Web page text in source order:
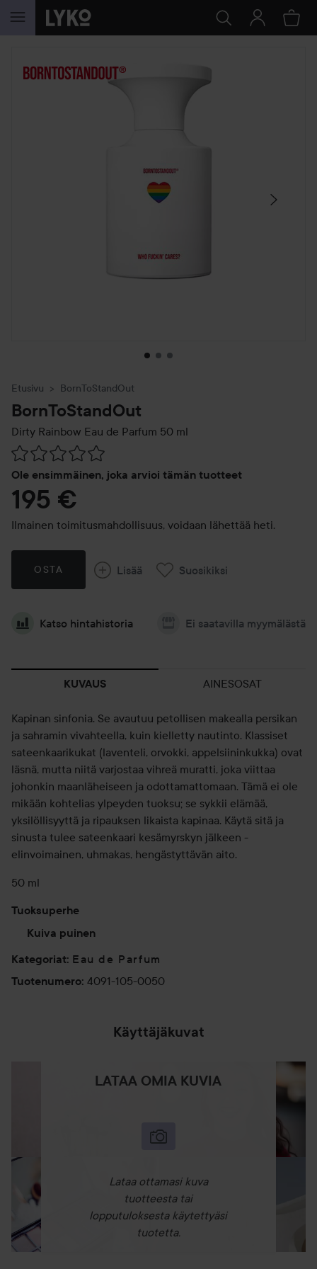
SIIRTYÄ JHK SISÄLTÖÖN
OHITA OSIO
Etusivu BornToStandOut
BornToStandOut
Dirty Rainbow Eau de Parfum 50 ml
Ole ensimmäinen, joka arvioi tämän tuotteet
Siirtyä jhk Arvosana & kommentit
195 €
Ilmainen toimitusmahdollisuus, voidaan lähettää heti.
OSTA Lisää Suosikiksi
Katso hintahistoria Ei saatavilla myymälästä
KUVAUS AINESOSAT
Kapinan sinfonia. Se avautuu petollisen makealla persikan
ja sahramin vivahteella, kuin kielletty nautinto. Klassiset
sateenkaarikukat (laventeli, orvokki, appelsiininkukka) ovat
läsnä, mutta niitä varjostaa vihreä muratti, joka viittaa
johonkin maanläheiseen ja odottamattomaan. Tämä ei ole
mikään kohtelias ylpeyden tuoksu; se sykkii elämää,
yksilöllisyyttä ja ripauksen likaista kapinaa. Käytä sitä ja
sinusta tulee sateenkaari kesämyrskyn jälkeen -
elinvoimainen, uhmakas, hengästyttävän aito.
50 ml
Tuoksuperhe
Kuiva puinen
Kategoriat: Eau de Parfum
Tuotenumero: 4091-105-0050
Käyttäjäkuvat
LATAA OMIA KUVIA
Lataa ottamasi kuva
tuotteesta tai
lopputuloksesta käytettyäsi
tuotetta.